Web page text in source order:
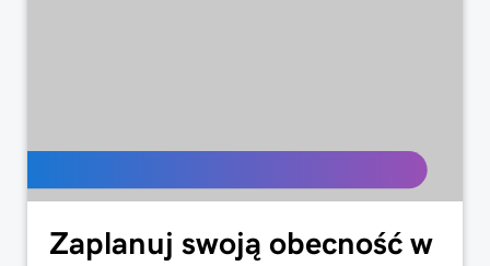
Zaplanuj swoją obecność w